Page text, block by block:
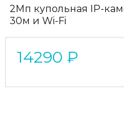
2Мп купольная IP-
30м и Wi-Fi
14290 ₽